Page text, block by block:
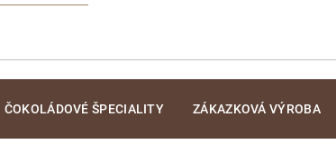
ČOKOLÁDOVÉ ŠPECIALITY ZÁKAZKOVÁ VÝROBA